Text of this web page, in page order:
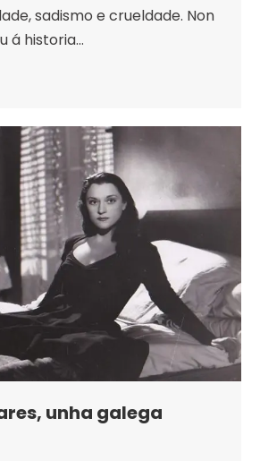
sadismo e crueldade. Non
á historia…
unha galega